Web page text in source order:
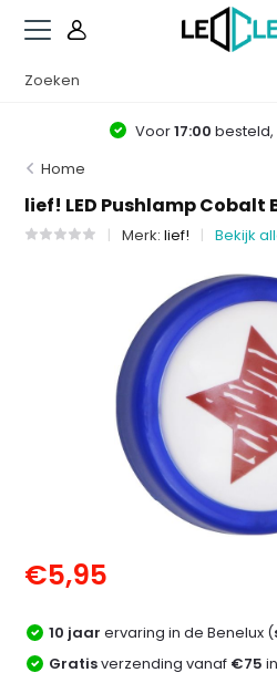
Voor17:00 besteld,
Home
lief! LED Pushlamp Cobalt
Merk:lief! Bekijk
€5,95
10 jaar ervaring in de Benelux (
Gratisverzending vanaf €75